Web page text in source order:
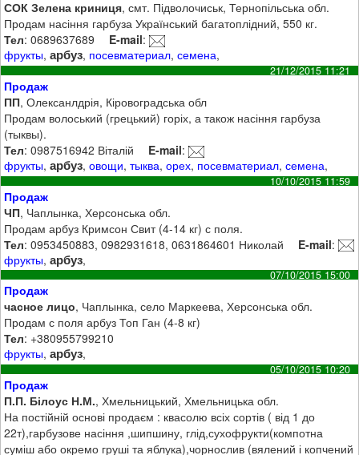
СОК Зелена криниця, смт. Підволочиськ, Тернопільська обл.
Продам насіння гарбуза Український багатоплідний, 550 кг.
Тел: 0689637689 E-mail:
фрукты,арбуз, посевматериал,семена,
21/12/2015 11:21
Продаж
ПП, Олексанлдрія, Кіровоградська обл
Продам волоський (грецький) горіх, а також насіння гарбуза
(тыквы).
Тел: 0987516942 Віталій E-mail:
фрукты,арбуз,овощи,тыква,орех, посевматериал,семена,
10/10/2015 11:59
Продаж
ЧП, Чаплынка, Херсонська обл.
Продам арбуз Кримсон Свит (4-14 кг) с поля.
Тел: 0953450883, 0982931618, 0631864601 Николай E-mail:
фрукты,арбуз,
07/10/2015 15:00
Продаж
часное лицо, Чаплынка, село Маркеева, Херсонська обл.
Продам с поля арбуз Топ Ган (4-8 кг)
Тел: +380955799210
фрукты,арбуз,
05/10/2015 10:20
Продаж
П.П. Білоус Н.М., Хмельницький, Хмельницька обл.
На постійній основі продаєм : квасолю всіх сортів ( від 1 до
22т),гарбузове насіння ,шипшину, глід,сухофрукти(компотна
суміш або окремо груші та яблука),чорнослив (вялений і копчений